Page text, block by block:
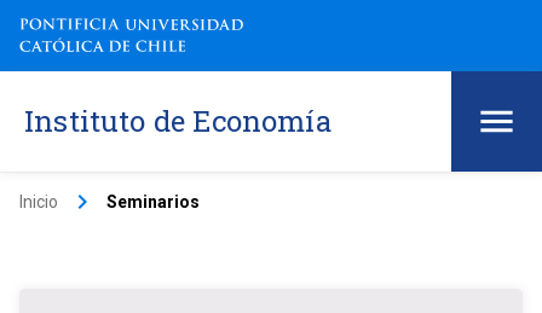
Instituto de Economía
Inicio keyboard_arrow_right Seminarios